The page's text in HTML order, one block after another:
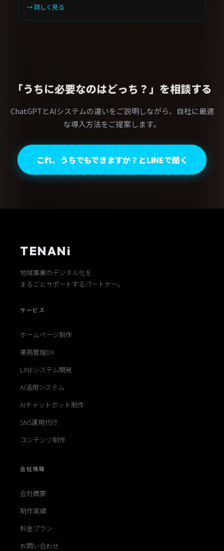
→ 詳しく見る
「うちに必要なのはどっち？」を相談する
ChatGPTとAIシステムの違いをご説明しながら、自社に最適
な導入方法をご提案します。
これ、うちでもできますか？とLINEで聞く
TENANi
地域事業のデジタル化を
まるごとサポートするパートナー。
サービス
ホームページ制作
業務管理DX
LINEシステム開発
AI活用システム
AIチャットボット制作
SNS運用代行
コンテンツ制作
会社情報
会社概要
制作実績
料金プラン
お問い合わせ